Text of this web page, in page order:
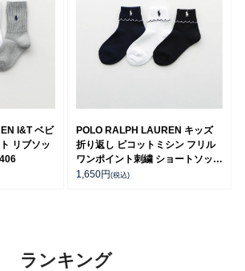
I&T ベビ
リブソッ
POLO RALPH LAUREN キッズ
折り返し ピコットミシン フリル
ワンポイント刺繍 ショートソック
ス 04803763
1,650円 (税込)
ランキング